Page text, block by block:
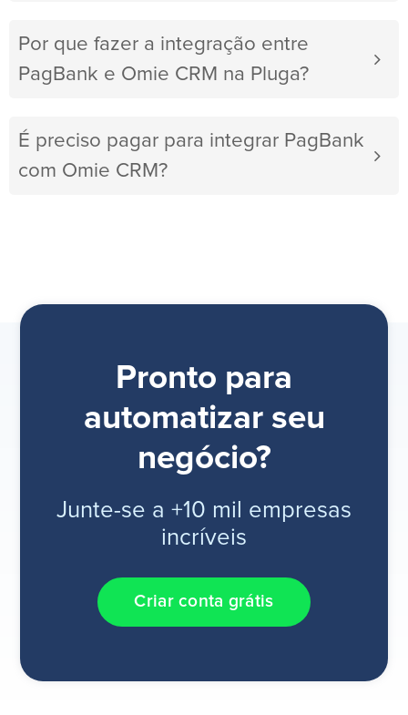
Por que fazer a integração entre
PagBank e Omie CRM na Pluga?
É preciso pagar para integrar PagBank
com Omie CRM?
Pronto para
automatizar seu
negócio?
Junte-se a +10 mil empresas
incríveis
Criar conta grátis